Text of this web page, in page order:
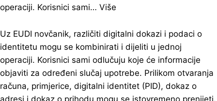
operaciji. Korisnici sami… Više
Uz EUDI novčanik, različiti digitalni dokazi i podaci o
identitetu mogu se kombinirati i dijeliti u jednoj
operaciji. Korisnici sami odlučuju koje će informacije
objaviti za određeni slučaj upotrebe. Prilikom otvaranja
računa, primjerice, digitalni identitet (PID), dokaz o